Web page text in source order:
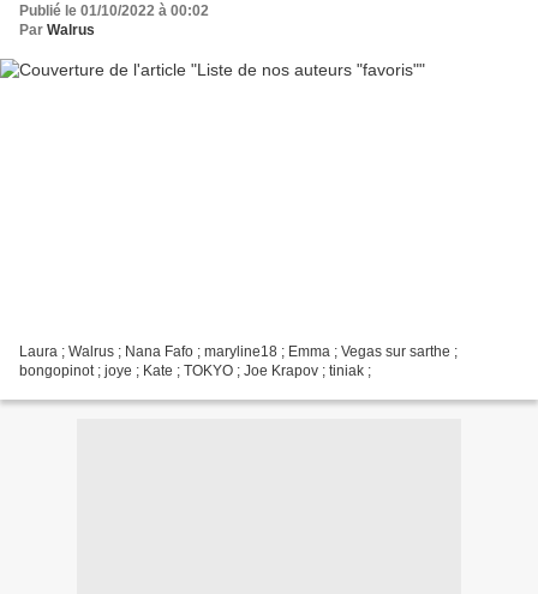
Publié le 01/10/2022 à 00:02
Par Walrus
Laura ; Walrus ; Nana Fafo ; maryline18 ; Emma ; Vegas sur sarthe ;
bongopinot ; joye ; Kate ; TOKYO ; Joe Krapov ; tiniak ;